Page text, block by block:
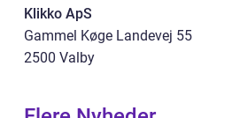
Klikko ApS
Gammel Køge Landevej 55
2500 Valby